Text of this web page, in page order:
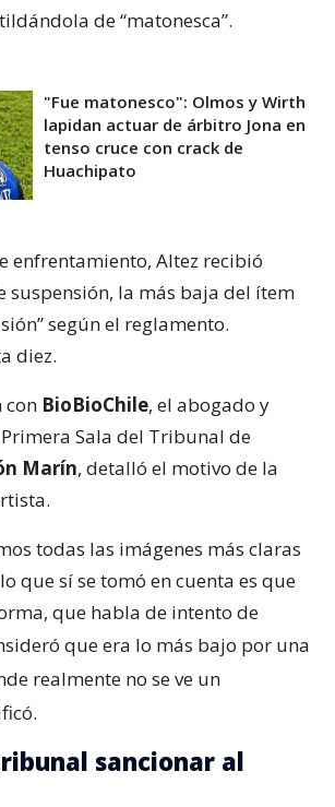
de “matonesca”.
"Fue matonesco": Olmos y Wirth
lapidan actuar de árbitro Jona en
tenso cruce con crack de
Huachipato
enfrentamiento, Altez recibió
suspensión, la más baja del ítem
según el reglamento.
diez.
con BioBioChile, el abogado y
Sala del Tribunal de
Marín, detalló el motivo de la
todas las imágenes más claras
que sí se tomó en cuenta es que
que habla de intento de
que era lo más bajo por una
realmente no se ve un
sancionar al